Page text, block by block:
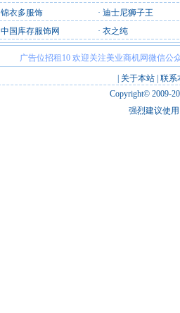
锦衣多服饰 · 迪士尼狮子王
中国库存服饰网 · 衣之纯
广告位招租10 欢迎关注美业商机网微信公
关于本站 联系
Copyright© 2009-
强烈建议使